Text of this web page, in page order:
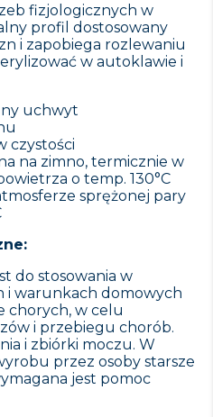
fizjologicznych w
profil dostosowany
i zapobiega rozlewaniu
w autoklawie i
uchwyt
czystości
na zimno, termicznie w
o temp. 130°C
sprężonej pary
do stosowania w
i warunkach domowych
chorych, w celu
i przebiegu chorób.
i zbiórki moczu. W
przez osoby starsze
jest pomoc